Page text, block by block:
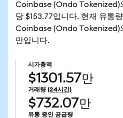
Coinbase (Ondo Tokenized)
당 $153.77입니다. 현재 유통
Coinbase (Ondo Tokenized)
만입니다.
시가총액
$1301.57만
거래량 (24시간)
$732.07만
유통 중인 공급량